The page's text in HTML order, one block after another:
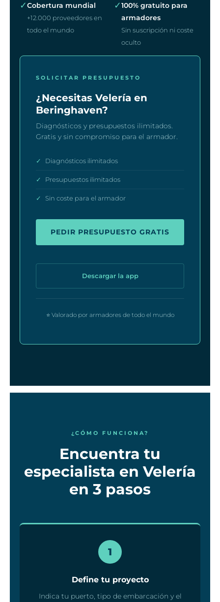
✓Cobertura mundial
+12.000 proveedores en
todo el mundo
✓100% gratuito para
armadores
Sin suscripción ni coste
oculto
SOLICITAR PRESUPUESTO
¿Necesitas Velería en
Beringhaven?
Diagnósticos y presupuestos ilimitados.
Gratis y sin compromiso para el armador.
✓ Diagnósticos ilimitados
✓ Presupuestos ilimitados
✓ Sin coste para el armador
PEDIR PRESUPUESTO GRATIS
Descargar la app
⭐ Valorado por armadores de todo el mundo
¿CÓMO FUNCIONA?
Encuentra tu
especialista en Velería
en 3 pasos
1
Define tu proyecto
Indica tu puerto, tipo de embarcación y el